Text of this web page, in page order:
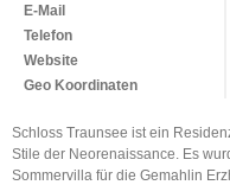
E-Mail
Telefon
Website
Geo Koordinaten
Schloss Traunsee ist ein
Stile der Neorenaissance. Es
Sommervilla für die Gemahlin